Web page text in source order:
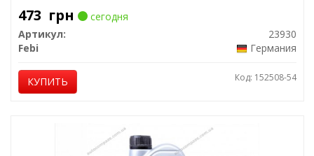
473 грн
сегодня
Артикул:
23930
Febi
Германия
КУПИТЬ Код: 152508-54